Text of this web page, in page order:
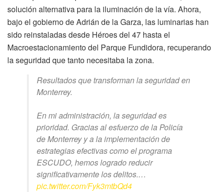
solución alternativa para la iluminación de la vía. Ahora,
bajo el gobierno de Adrián de la Garza, las luminarias han
sido reinstaladas desde Héroes del 47 hasta el
Macroestacionamiento del Parque Fundidora, recuperando
la seguridad que tanto necesitaba la zona.
Resultados que transforman la seguridad en
Monterrey.
En mi administración, la seguridad es
prioridad. Gracias al esfuerzo de la Policía
de Monterrey y a la implementación de
estrategias efectivas como el programa
ESCUDO, hemos logrado reducir
significativamente los delitos.…
pic.twitter.com/Fyk3mtbQd4